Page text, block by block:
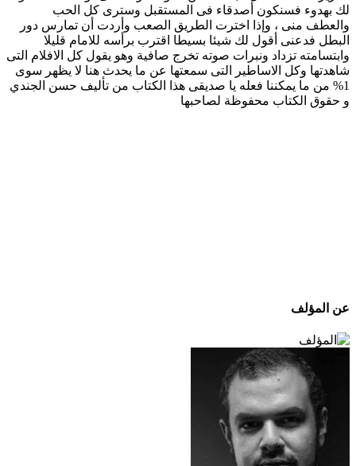
لك بهدوء فسنكون أصدقاء فى المستقبل وسترى كل الحب
والعطف منى ، وإذا اخترت الطريق الصعب وأردت أن تمارس دور
البطل فدعنى أقول لك شيئا بسيطا اقترب برأسه للامام قليلا
وابتسامته تزداد ونبرات صوته تخرج صافية وهو يقول كل الافلام التى
شاهدتها وكل الاساطير التى سمعتها عن ما يحدث هنا لا يظهر سوى
1% من ما يمكننا فعله يا صديقى هذا الكتاب من تأليف حسن الجندي
و حقوق الكتاب محفوظة لصاحبها
عن المؤلف